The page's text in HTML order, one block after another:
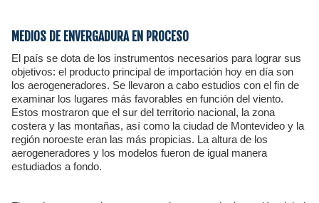
MEDIOS DE ENVERGADURA EN PROCESO
El país se dota de los instrumentos necesarios para lograr sus
objetivos: el producto principal de importación hoy en día son
los aerogeneradores. Se llevaron a cabo estudios con el fin de
examinar los lugares más favorables en función del viento.
Estos mostraron que el sur del territorio nacional, la zona
costera y las montañas, así como la ciudad de Montevideo y la
región noroeste eran las más propicias. La altura de los
aerogeneradores y los modelos fueron de igual manera
estudiados a fondo.